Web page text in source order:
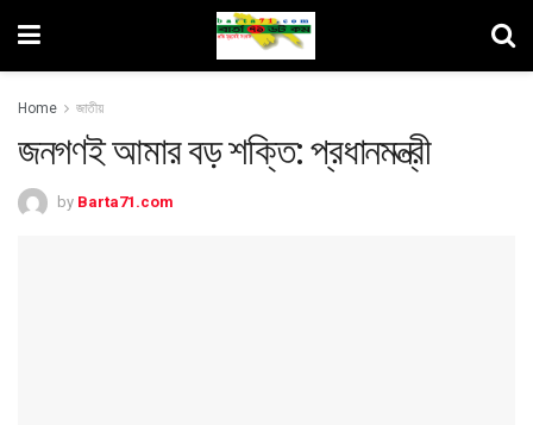
Home জাতীয়
জনগণই আমার বড় শক্তি: প্রধানমন্ত্রী
by Barta71.com